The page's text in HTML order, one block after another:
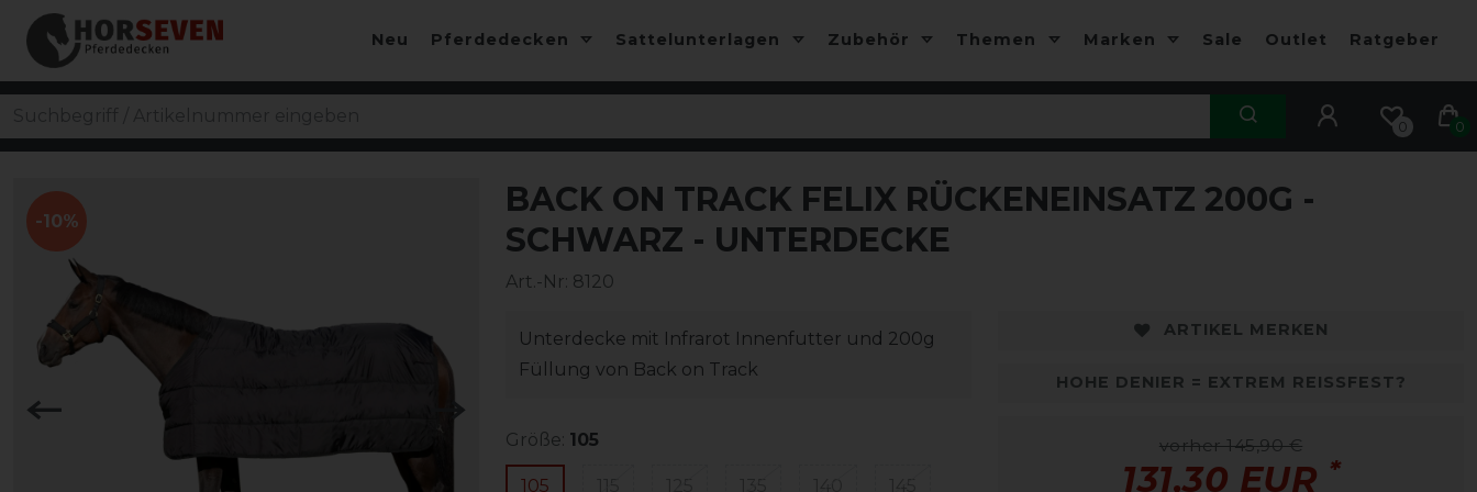
Neu Pferdedecken Sattelunterlagen Zubehör Themen Marken Sale Outlet Ratgeber
0 0
-10%
BACK ON TRACK FELIX RÜCKENEINSATZ 200G -
SCHWARZ - UNTERDECKE
Art.-Nr: 8120
Unterdecke mit Infrarot Innenfutter und 200g
Füllung von Back on Track
Größe: 105
105
ARTIKEL MERKEN
HOHE DENIER = EXTREM REISSFEST?
vorher 145,90 €
131,30 EUR *